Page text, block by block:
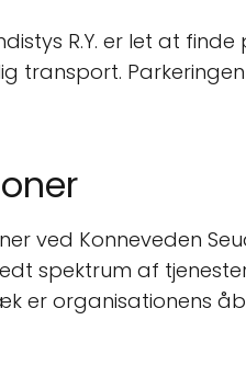
R.Y. er let at
transport.
ved Konneveden
spektrum af
er organisationens